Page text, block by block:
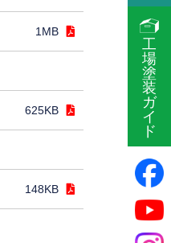
1MB
625KB
148KB
工
場
塗
装
ガ
イ
ド